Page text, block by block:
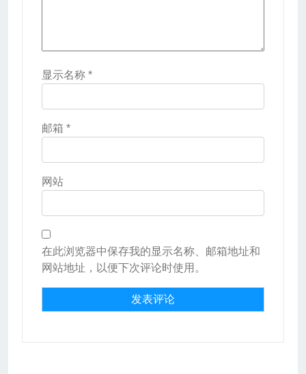
显示名称 *
邮箱 *
网站
在此浏览器中保存我的显示名称、邮箱地址和
网站地址，以便下次评论时使用。